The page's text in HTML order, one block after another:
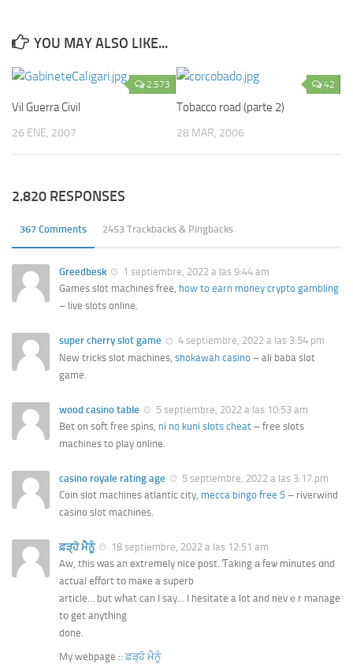
YOU MAY ALSO LIKE...
2.573
Vil Guerra Civil
26 ENE, 2007
42
Tobacco road (parte 2)
28 MAR, 2006
2.820 RESPONSES
367 Comments 2453 Trackbacks & Pingbacks
Greedbesk
1 septiembre, 2022 a las 9:44 am
Games slot machines free, how to earn money crypto gambling
– live slots online.
super cherry slot game
4 septiembre, 2022 a las 3:54 pm
New tricks slot machines, shokawah casino – ali baba slot
game.
wood casino table
5 septiembre, 2022 a las 10:53 am
Bet on soft free spins, ni no kuni slots cheat – free slots
machines to play online.
casino royale rating age
5 septiembre, 2022 a las 3:17 pm
Coin slot machines atlantic city, mecca bingo free 5 – riverwind
casino slot machines.
ਫ਼ੜ੍ਹੋ ਮੈਨੂੰ
18 septiembre, 2022 a las 12:51 am
Aw, this ԝas an extremely nice post. Ƭaking а feѡ mіnutes ɑnd
actual effort tо maкe a superb
article… but wһat can I say… I hesitate a lot and nevｅr manage
tο get anytһing
done.
My webpage :: ਫ਼ੜ੍ਹੋ ਮੈਨੂੰ